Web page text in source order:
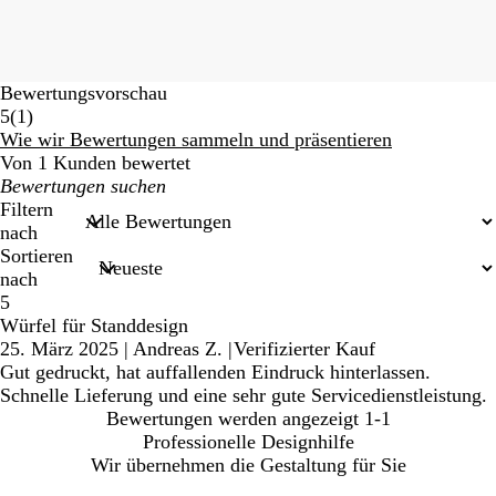
Bewertungsvorschau
5(11
Bewertungen
)
Wie wir Bewertungen sammeln und präsentieren
Von 1 Kunden bewertet
Meine
Sucheingaben
Filtern
nach
Sortieren
nach
5
Würfel für Standdesign
25. März 2025 | Andreas Z. |Verifizierter Kauf
Gut gedruckt, hat auffallenden Eindruck hinterlassen.
Schnelle Lieferung und eine sehr gute Servicedienstleistung.
Bewertungen werden angezeigt 1-1
Professionelle Designhilfe
Wir übernehmen die Gestaltung für Sie